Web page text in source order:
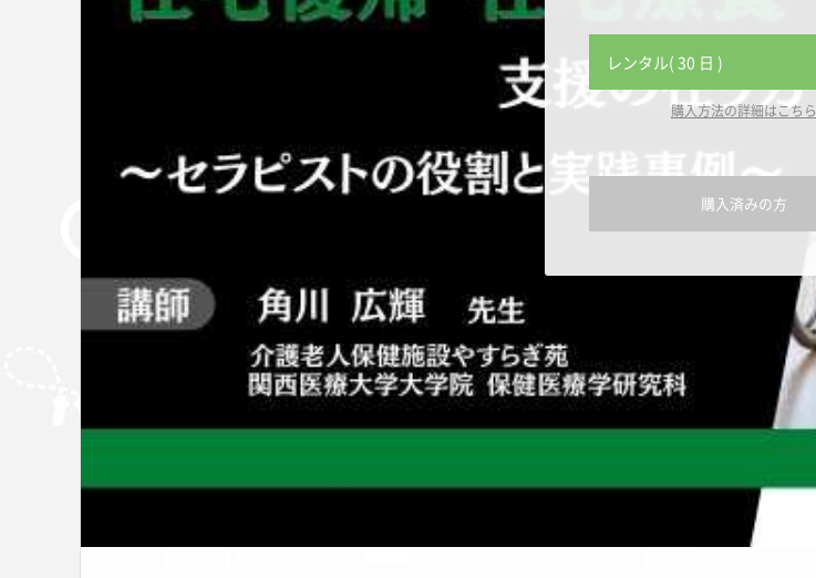
レンタル( 30 日 )
購入方法の詳細はこちら
購入済みの方